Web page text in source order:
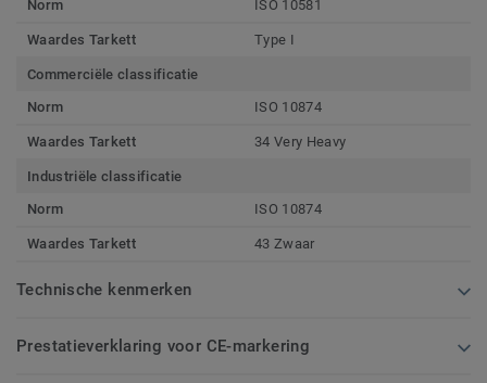
Norm
ISO 10581
Waardes Tarkett Type I
Commerciële classificatie
Norm
ISO 10874
Waardes Tarkett 34 Very Heavy
Industriële classificatie
Norm
ISO 10874
Waardes Tarkett 43 Zwaar
Technische kenmerken
Prestatieverklaring voor CE-markering